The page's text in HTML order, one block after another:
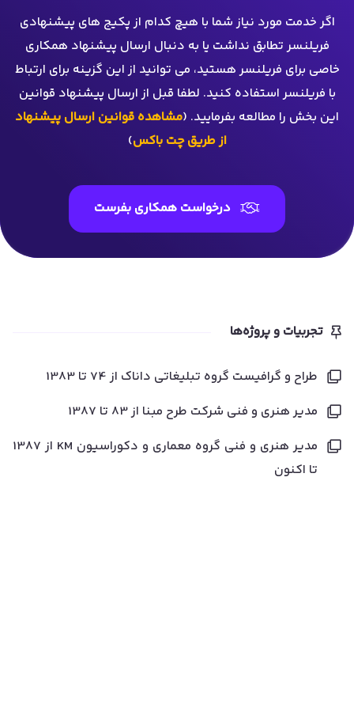
اگر خدمت مورد نیاز شما با هیچ کدام از پکیج های پیشنهادی
فریلنسر تطابق نداشت یا به دنبال ارسال پیشنهاد همکاری
خاصی برای فریلنسر هستید، می توانید از این گزینه برای ارتباط
با فریلنسر استفاده کنید. لطفا قبل از ارسال پیشنهاد قوانین
این بخش را مطالعه بفرمایید. (مشاهده قوانین ارسال پیشنهاد
از طریق چت باکس)
درخواست همکاری بفرست
تجربیات و پروژه‌ها
طراح و گرافیست گروه تبلیغاتی داناک از 74 تا 1383
مدیر هنری و فنی شرکت طرح مبنا از 83 تا 1387
مدیر هنری و فنی گروه معماری و دکوراسیون KM از 1387
تا اکنون